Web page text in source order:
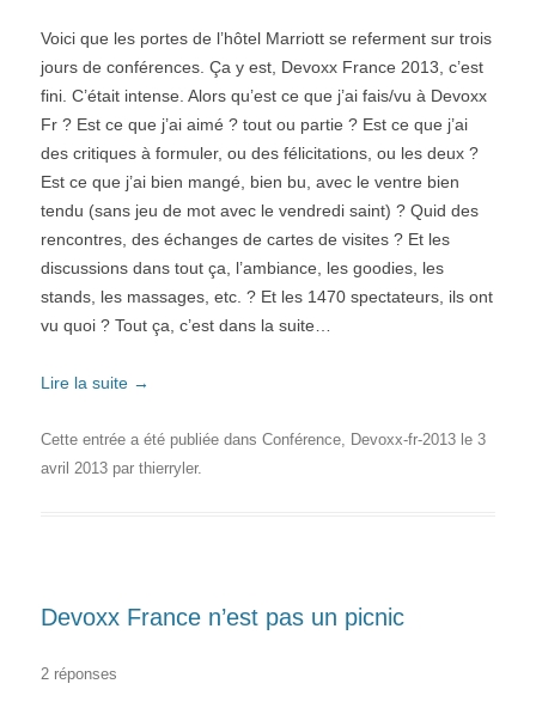
Voici que les portes de l’hôtel Marriott se referment sur trois
jours de conférences. Ça y est, Devoxx France 2013, c’est
fini. C’était intense. Alors qu’est ce que j’ai fais/vu à Devoxx
Fr ? Est ce que j’ai aimé ? tout ou partie ? Est ce que j’ai
des critiques à formuler, ou des félicitations, ou les deux ?
Est ce que j’ai bien mangé, bien bu, avec le ventre bien
tendu (sans jeu de mot avec le vendredi saint) ? Quid des
rencontres, des échanges de cartes de visites ? Et les
discussions dans tout ça, l’ambiance, les goodies, les
stands, les massages, etc. ? Et les 1470 spectateurs, ils ont
vu quoi ? Tout ça, c’est dans la suite…
Lire la suite →
Cette entrée a été publiée dans Conférence, Devoxx-fr-2013 le 3
avril 2013 par thierryler.
Devoxx France n’est pas un picnic
2 réponses